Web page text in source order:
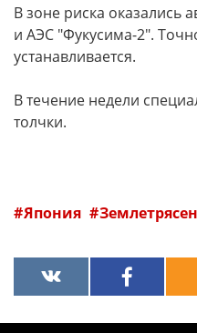
В зоне риска оказались
и АЭС "Фукусима-2".
устанавливается.
В течение недели
толчки.
Япония